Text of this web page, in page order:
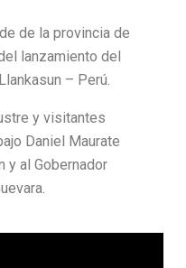
de la provincia de
lanzamiento del
– Perú.
y visitantes
Daniel Maurate
y al Gobernador